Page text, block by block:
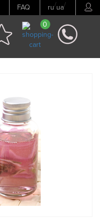
FAQ ru/ua/
0
Наступний товар